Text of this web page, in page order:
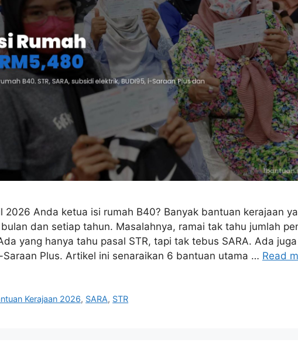
2026 Anda ketua isi rumah B40? Banyak bantuan kerajaan
dan setiap tahun. Masalahnya, ramai tak tahu jumlah
yang hanya tahu pasal STR, tapi tak tebus SARA. Ada juga
Plus. Artikel ini senaraikan 6 bantuan utama … Read
Kerajaan 2026, SARA, STR